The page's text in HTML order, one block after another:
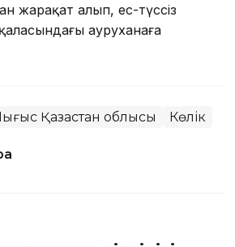
жарақат алып, ес-түссіз
ауруханаға
Қазақстан облысы Көлік